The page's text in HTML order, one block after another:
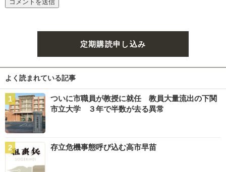
定期購読申し込み
よく読まれている記事
ついに市職員が教授に就任 教員大量流出の下関
市立大学 ３年で半数が去る異常
存立危機事態呼び込む高市早苗